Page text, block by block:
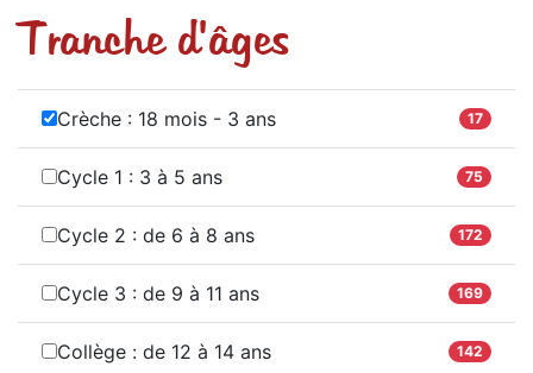
Tranche d'âges
Crèche : 18 mois - 3 ans 17
Cycle 1 : 3 à 5 ans 75
Cycle 2 : de 6 à 8 ans 172
Cycle 3 : de 9 à 11 ans 169
Collège : de 12 à 14 ans 142